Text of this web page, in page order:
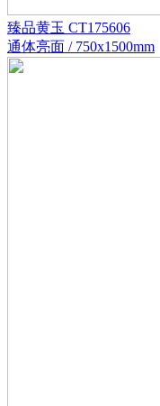
臻品黄玉 CT175606
通体亮面 / 750x1500mm